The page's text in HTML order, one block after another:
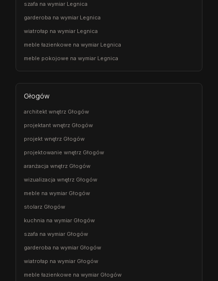
szafa na wymiar Legnica
garderoba na wymiar Legnica
wiatrołap na wymiar Legnica
meble łazienkowe na wymiar Legnica
meble pokojowe na wymiar Legnica
Głogów
architekt wnętrz Głogów
projektant wnętrz Głogów
projekt wnętrz Głogów
projektowanie wnętrz Głogów
aranżacja wnętrz Głogów
wizualizacja wnętrz Głogów
meble na wymiar Głogów
stolarz Głogów
kuchnia na wymiar Głogów
szafa na wymiar Głogów
garderoba na wymiar Głogów
wiatrołap na wymiar Głogów
meble łazienkowe na wymiar Głogów